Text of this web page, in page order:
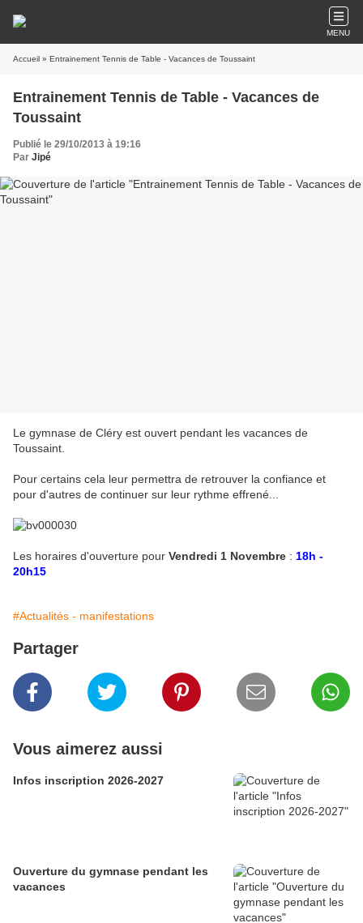
MENU
Accueil » Entrainement Tennis de Table - Vacances de Toussaint
Entrainement Tennis de Table - Vacances de
Toussaint
Publié le 29/10/2013 à 19:16
Par Jipé
Le gymnase de Cléry est ouvert pendant les vacances de
Toussaint.
Pour certains cela leur permettra de retrouver la confiance et
pour d'autres de continuer sur leur rythme effrené...
Les horaires d'ouverture pour Vendredi 1 Novembre : 18h -
20h15
#Actualités - manifestations
Partager
Vous aimerez aussi
Infos inscription 2026-2027
Ouverture du gymnase pendant les
vacances